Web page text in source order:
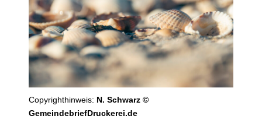
Copyrighthinweis: N. Schwarz ©
GemeindebriefDruckerei.de